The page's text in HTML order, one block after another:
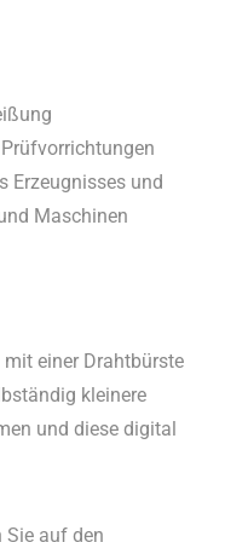
Erzeugnisses und
Maschinen
einer Drahtbürste
kleinere
und diese digital
Sie auf den